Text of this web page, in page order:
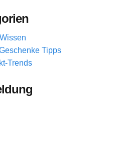
Tipps
Trends